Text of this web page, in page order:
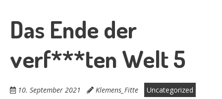
verf***ten Welt
Das Ende der
verf***ten Welt 5
10. September 2021 Klemens_Fitte
Uncategorized